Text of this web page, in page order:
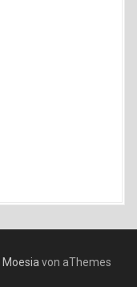
Moesia von aThemes